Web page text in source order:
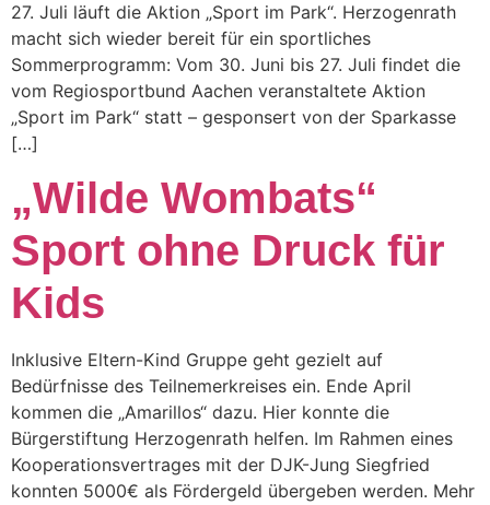
27. Juli läuft die Aktion „Sport im Park“. Herzogenrath
macht sich wieder bereit für ein sportliches
Sommerprogramm: Vom 30. Juni bis 27. Juli findet die
vom Regiosportbund Aachen veranstaltete Aktion
„Sport im Park“ statt – gesponsert von der Sparkasse
[…]
„Wilde Wombats“
Sport ohne Druck für
Kids
Inklusive Eltern-Kind Gruppe geht gezielt auf
Bedürfnisse des Teilnemerkreises ein. Ende April
kommen die „Amarillos“ dazu. Hier konnte die
Bürgerstiftung Herzogenrath helfen. Im Rahmen eines
Kooperationsvertrages mit der DJK-Jung Siegfried
konnten 5000€ als Fördergeld übergeben werden. Mehr